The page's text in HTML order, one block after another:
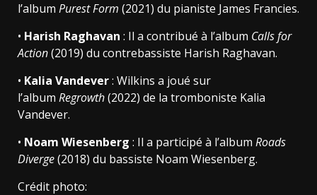
l’album Purest Form (2021) du pianiste James Francies.
• Harish Raghavan : Il a contribué à l’album Calls for
Action(2019) du contrebassiste Harish Raghavan.
• Kalia Vandever: Wilkins a joué sur
l’album Regrowth(2022) de la tromboniste Kalia
Vandever.
• Noam Wiesenberg : Il a participé à l’album Roads
Diverge(2018) du bassiste Noam Wiesenberg.
Crédit photo: